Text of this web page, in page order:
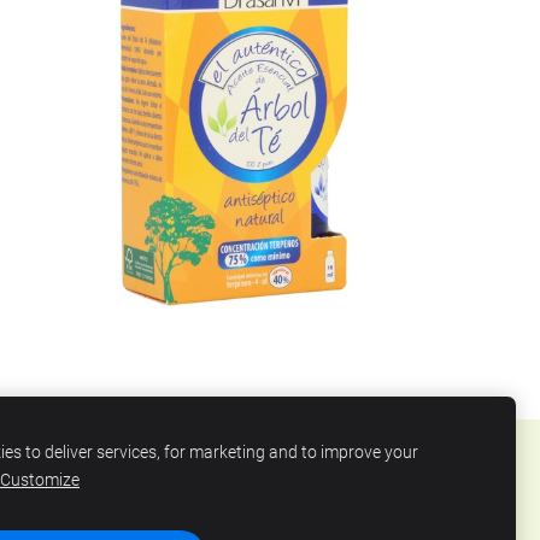
to deliver services, for marketing and to improve your
Customize